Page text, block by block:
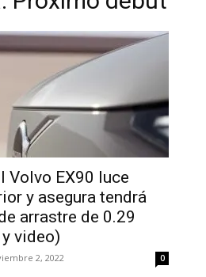
Volvo EX90 luce
y asegura tendrá
arrastre de 0.29
video)
2, 2022 0